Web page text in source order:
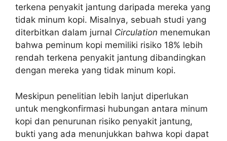
terkena penyakit jantung daripada mereka yang
tidak minum kopi. Misalnya, sebuah studi yang
diterbitkan dalam jurnal Circulation menemukan
bahwa peminum kopi memiliki risiko 18% lebih
rendah terkena penyakit jantung dibandingkan
dengan mereka yang tidak minum kopi.
Meskipun penelitian lebih lanjut diperlukan
untuk mengkonfirmasi hubungan antara minum
kopi dan penurunan risiko penyakit jantung,
bukti yang ada menunjukkan bahwa kopi dapat